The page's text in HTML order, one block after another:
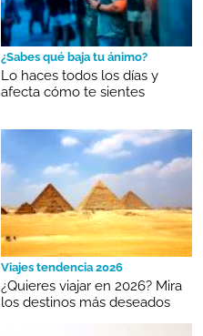
¿Sabes qué baja tu ánimo?
Lo haces todos los días y
afecta cómo te sientes
Viajes tendencia 2026
¿Quieres viajar en 2026? Mira
los destinos más deseados